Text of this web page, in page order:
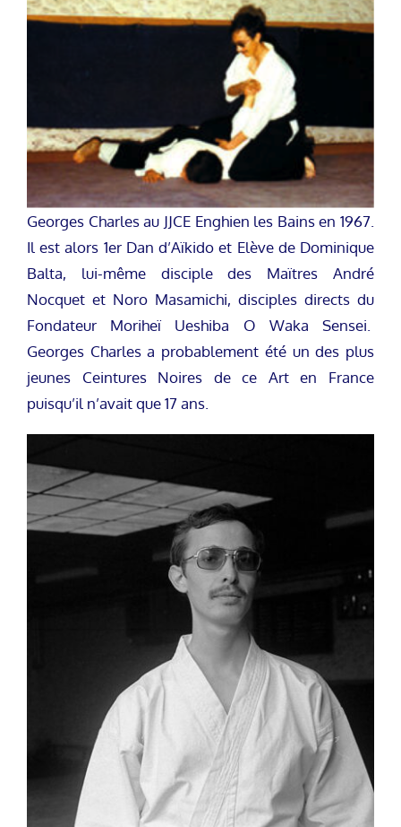
Georges Charles au JJCE Enghien les Bains en 1967.
Il est alors 1er Dan d’Aïkido et Elève de Dominique
Balta, lui-même disciple des Maïtres André
Nocquet et Noro Masamichi, disciples directs du
Fondateur Moriheï Ueshiba O Waka Sensei.
Georges Charles a probablement été un des plus
jeunes Ceintures Noires de ce Art en France
puisqu’il n’avait que 17 ans.